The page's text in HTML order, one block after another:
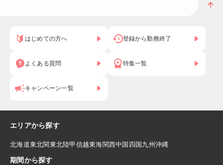
はじめての方へ 登録から勤務終了
よくある質問 特集一覧
キャンペーン一覧
エリアから探す
北海道東北関東北陸甲信越東海関西中国 四国 九州 沖縄
期間から探す